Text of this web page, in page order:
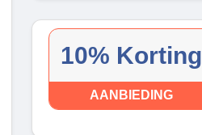
10% Korting
AANBIEDING